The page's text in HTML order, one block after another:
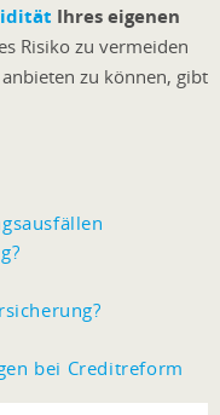
Ihres eigenen
Risiko zu vermeiden
zu können, gibt
bei Creditreform